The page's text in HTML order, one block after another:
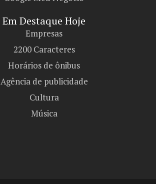
Em Destaque Hoje
Empresas
2200 Caracteres
Horários de ônibus
Agência de publicidade
Cultura
Música